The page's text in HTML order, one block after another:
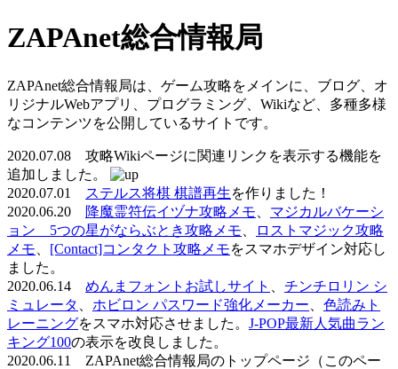
ZAPAnet総合情報局
ZAPAnet総合情報局は、ゲーム攻略をメインに、ブログ、オ
リジナルWebアプリ、プログラミング、Wikiなど、多種多様
なコンテンツを公開しているサイトです。
2020.07.08 攻略Wikiページに関連リンクを表示する機能を
追加しました。
2020.07.01
ステルス将棋 棋譜再生を作りました！
2020.06.20
降魔霊符伝イヅナ攻略メモ
マジカルバケーシ
ョン 5つの星がならぶとき攻略メモ
ロストマジック攻略
メモ
[Contact]コンタクト攻略メモをスマホデザイン対応し
ました。
2020.06.14 めんまフォントお試しサイト
チンチロリン シ
ミュレータ
ホビロン パスワード強化メーカー
色読みト
レーニングをスマホ対応させました。 J-POP最新人気曲ラン
キング100の表示を改良しました。
2020.06.11 ZAPAnet総合情報局のトップページ（このペー